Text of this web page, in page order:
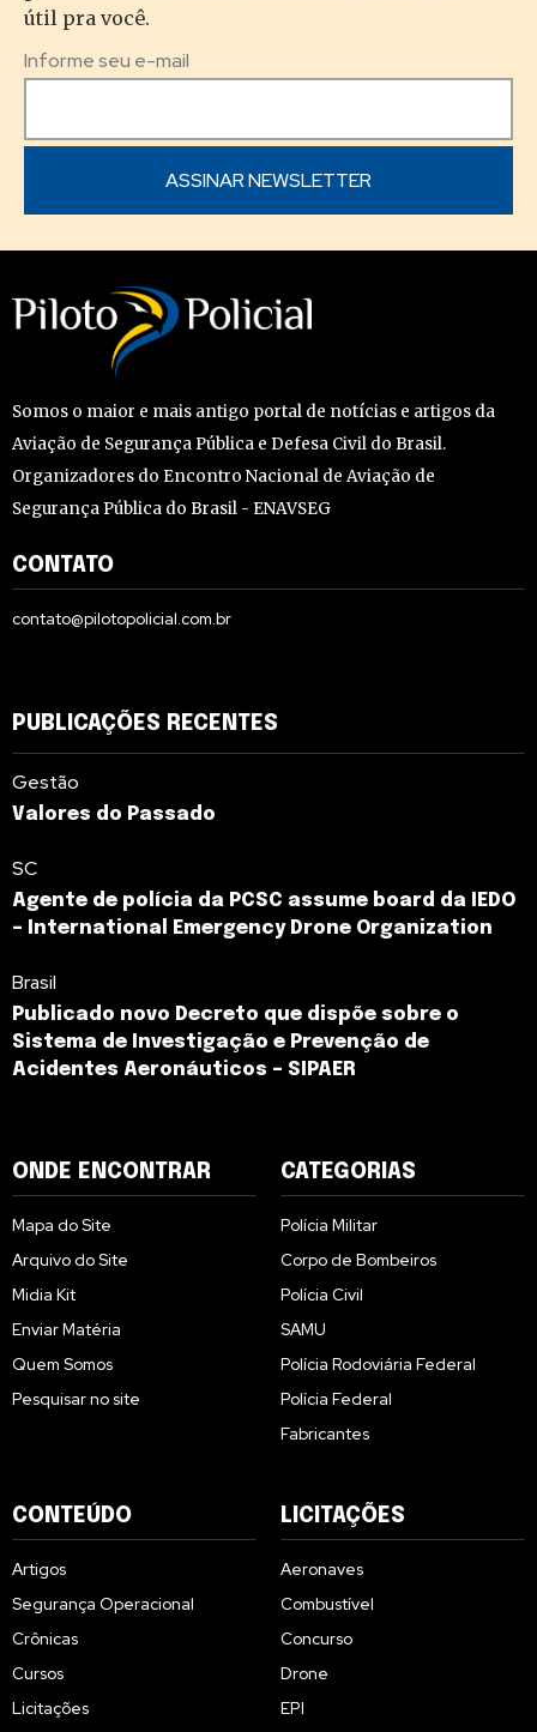
útil pra você.
Informe seu e-mail
Somos o maior e mais antigo portal de notícias e artigos da
Aviação de Segurança Pública e Defesa Civil do Brasil.
Organizadores do Encontro Nacional de Aviação de
Segurança Pública do Brasil - ENAVSEG
CONTATO
contato@pilotopolicial.com.br
PUBLICAÇÕES RECENTES
Gestão
Valores do Passado
SC
Agente de polícia da PCSC assume board da IEDO
– International Emergency Drone Organization
Brasil
Publicado novo Decreto que dispõe sobre o
Sistema de Investigação e Prevenção de
Acidentes Aeronáuticos – SIPAER
ONDE ENCONTRAR
Mapa do Site
Arquivo do Site
Midia Kit
Enviar Matéria
Quem Somos
Pesquisar no site
CATEGORIAS
Polícia Militar
Corpo de Bombeiros
Polícia Civil
SAMU
Polícia Rodoviária Federal
Polícia Federal
Fabricantes
CONTEÚDO
Artigos
Segurança Operacional
Crônicas
Cursos
Licitações
LICITAÇÕES
Aeronaves
Combustível
Concurso
Drone
EPI